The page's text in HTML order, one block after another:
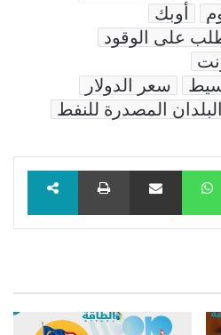
أوبك
على الوقود
سعر الدولار
المصدرة للنفط
WhatsAppمشاركة عبر البريد طباعة